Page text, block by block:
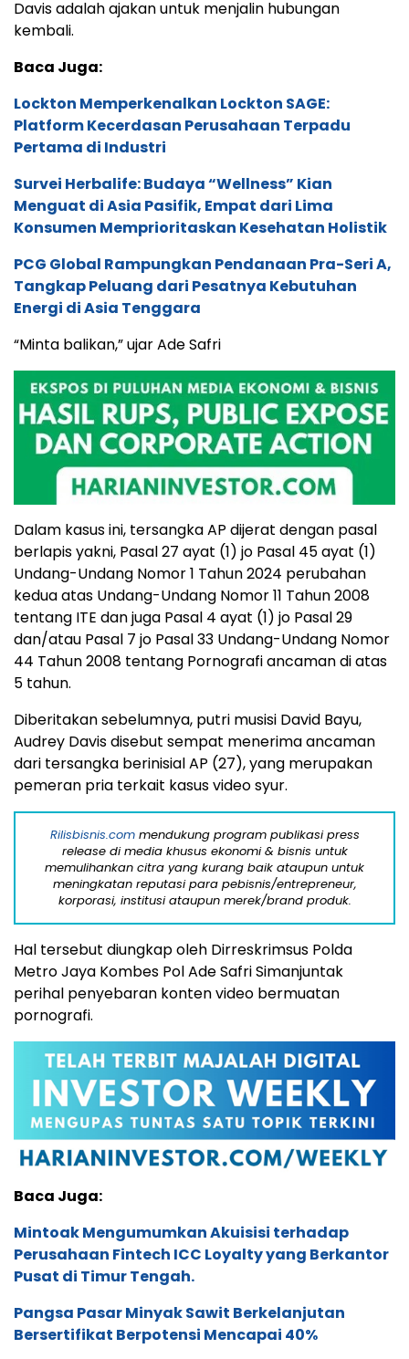
Davis adalah ajakan untuk menjalin hubungan
kembali.
Baca Juga:
Lockton Memperkenalkan Lockton SAGE:
Platform Kecerdasan Perusahaan Terpadu
Pertama di Industri
Survei Herbalife: Budaya “Wellness” Kian
Menguat di Asia Pasifik, Empat dari Lima
Konsumen Memprioritaskan Kesehatan Holistik
PCG Global Rampungkan Pendanaan Pra-Seri A,
Tangkap Peluang dari Pesatnya Kebutuhan
Energi di Asia Tenggara
“Minta balikan,” ujar Ade Safri
Dalam kasus ini, tersangka AP dijerat dengan pasal
berlapis yakni, Pasal 27 ayat (1) jo Pasal 45 ayat (1)
Undang-Undang Nomor 1 Tahun 2024 perubahan
kedua atas Undang-Undang Nomor 11 Tahun 2008
tentang ITE dan juga Pasal 4 ayat (1) jo Pasal 29
dan/atau Pasal 7 jo Pasal 33 Undang-Undang Nomor
44 Tahun 2008 tentang Pornografi ancaman di atas
5 tahun.
Diberitakan sebelumnya, putri musisi David Bayu,
Audrey Davis disebut sempat menerima ancaman
dari tersangka berinisial AP (27), yang merupakan
pemeran pria terkait kasus video syur.
Rilisbisnis.commendukung program publikasi press
release di media khusus ekonomi & bisnis untuk
memulihankan citra yang kurang baik ataupun untuk
meningkatan reputasi para pebisnis/entrepreneur,
korporasi, institusi ataupun merek/brand produk.
Hal tersebut diungkap oleh Dirreskrimsus Polda
Metro Jaya Kombes Pol Ade Safri Simanjuntak
perihal penyebaran konten video bermuatan
pornografi.
Baca Juga:
Mintoak Mengumumkan Akuisisi terhadap
Perusahaan Fintech ICC Loyalty yang Berkantor
Pusat di Timur Tengah.
Pangsa Pasar Minyak Sawit Berkelanjutan
Bersertifikat Berpotensi Mencapai 40%